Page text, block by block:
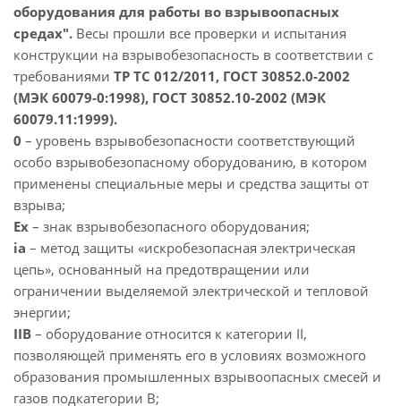
оборудования для работы во взрывоопасных
средах". Весы прошли все проверки и испытания
конструкции на взрывобезопасность в соответствии с
требованиями ТР ТС 012/2011, ГОСТ 30852.0-2002
(МЭК 60079-0:1998), ГОСТ 30852.10-2002 (МЭК
60079.11:1999).
0 – уровень взрывобезопасности соответствующий
особо взрывобезопасному оборудованию, в котором
применены специальные меры и средства защиты от
взрыва;
Ex – знак взрывобезопасного оборудования;
ia – метод защиты «искробезопасная электрическая
цепь», основанный на предотвращении или
ограничении выделяемой электрической и тепловой
энергии;
IIB – оборудование относится к категории II,
позволяющей применять его в условиях возможного
образования промышленных взрывоопасных смесей и
газов подкатегории B;